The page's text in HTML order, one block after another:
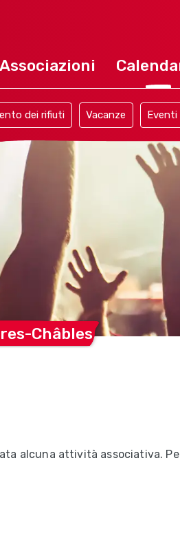
Associazioni
dei rifiuti Vacanze
Châbles
alcuna attività associativa.